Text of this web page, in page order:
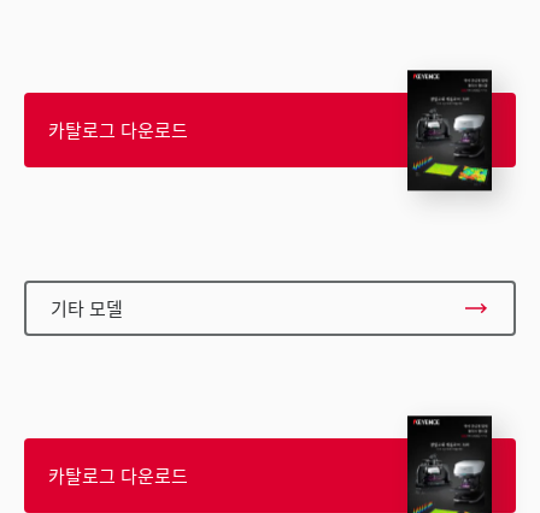
카탈로그 다운로드
기타 모델
카탈로그 다운로드